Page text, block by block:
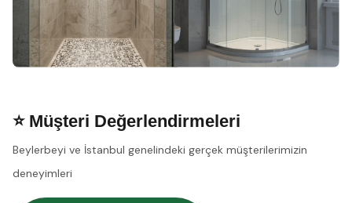
⭐ Müşteri Değerlendirmeleri
Beylerbeyi ve İstanbul genelindeki gerçek müşterilerimizin
deneyimleri